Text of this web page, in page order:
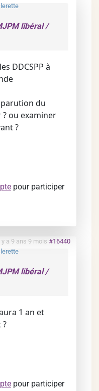
libéral /
DDCSPP à
du
ou examiner
?
pour participer
y a 9 ans 9 mois #16440
libéral /
1 an et
pour participer